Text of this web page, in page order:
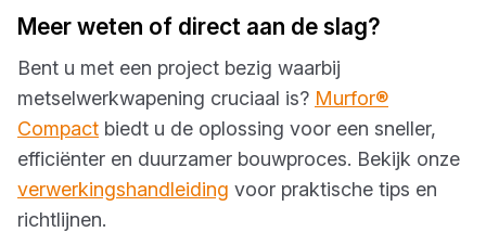
Meer weten of direct aan de slag?
Bent u met een project bezig waarbij
metselwerkwapening cruciaal is? Murfor®
Compact biedt u de oplossing voor een sneller,
efficiënter en duurzamer bouwproces. Bekijk onze
verwerkingshandleiding voor praktische tips en
richtlijnen.